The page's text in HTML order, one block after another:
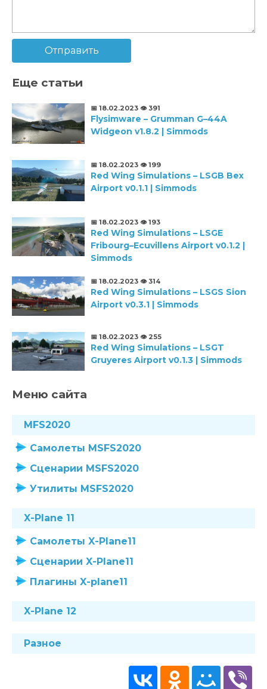
Отправить
Еще статьи
📅 18.02.2023 👁️ 391
Flysimware – Grumman G–44A
Widgeon v1.8.2 | Simmods
📅 18.02.2023 👁️ 199
Red Wing Simulations – LSGB Bex
Airport v0.1.1 | Simmods
📅 18.02.2023 👁️ 193
Red Wing Simulations – LSGE
Fribourg–Ecuvillens Airport v0.1.2 |
Simmods
📅 18.02.2023 👁️ 314
Red Wing Simulations – LSGS Sion
Airport v0.3.1 | Simmods
📅 18.02.2023 👁️ 255
Red Wing Simulations – LSGT
Gruyeres Airport v0.1.3 | Simmods
Меню сайта
MFS2020
Самолеты MSFS2020
Сценарии MSFS2020
Утилиты MSFS2020
X-Plane 11
Самолеты X-Plane11
Сценарии X-Plane11
Плагины X-plane11
X-Plane 12
Разное